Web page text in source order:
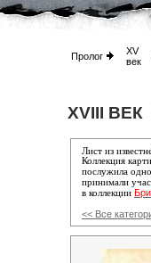
Пролог
XV
век
XVIII ВЕК
Лист из
Коллекция
послужила
принимали
в коллекции
<< Все